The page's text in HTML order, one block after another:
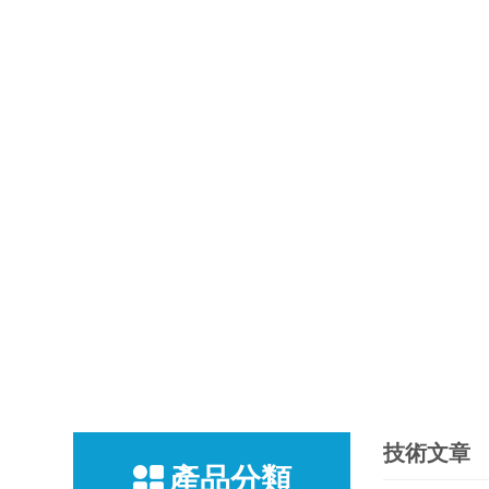
產品分類
技術文章